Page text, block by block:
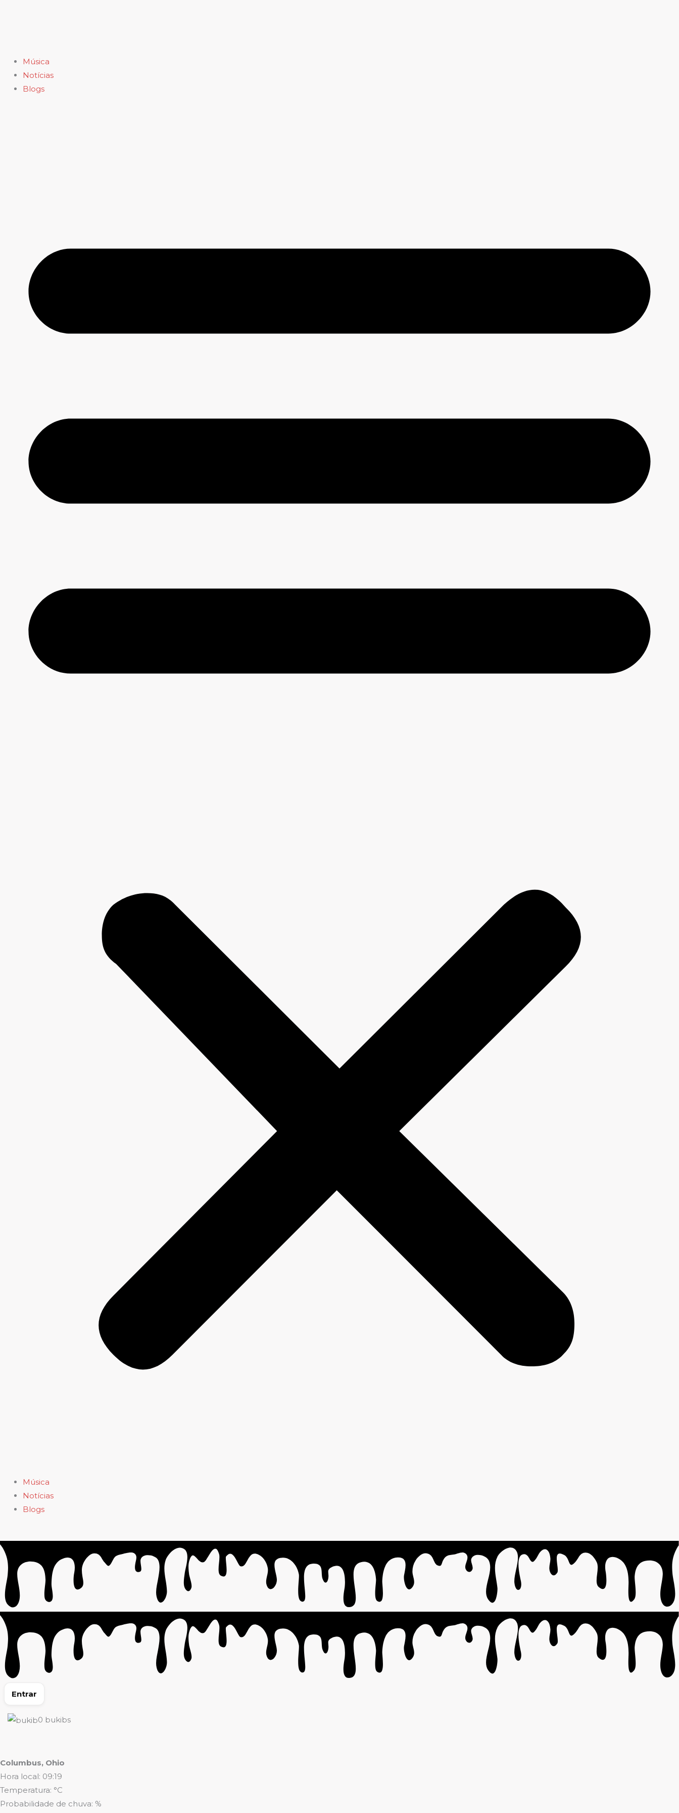
Música
Notícias
Blogs
Música
Notícias
Blogs
Entrar
0 bukibs
Columbus, Ohio
Hora local: 09:19
Temperatura: °C
Probabilidade de chuva: %